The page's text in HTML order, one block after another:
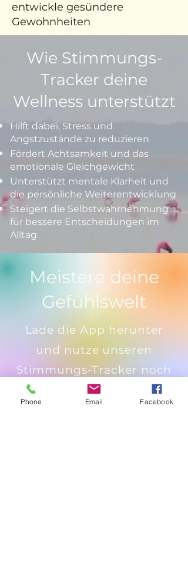
entwickle gesündere
Gewohnheiten
Wie Stimmungs-
Tracker deine
Wellness unterstützt
Hilft dabei, Stress und
Angstzustände zu reduzieren
Fördert Achtsamkeit und das
emotionale Gleichgewicht
Unterstützt mentale Klarheit und
die persönliche Weiterentwicklung
Steigert die Selbstwahrnehmung
für bessere Entscheidungen im
Alltag
Meistere deine
Gefühlswelt
Lade die App herunter
und nutze unseren
Stimmungs-Tracker noch
heute für ein
Phone Email Facebook